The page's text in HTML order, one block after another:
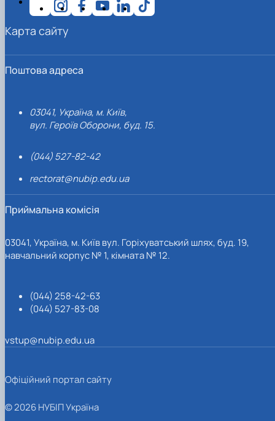
Поштова адреса
03041, Україна, м. Київ,
вул. Героїв Оборони, буд. 15.
(044) 527-82-42
rectorat@nubip.edu.ua
Приймальна комісія
03041, Україна, м. Київ вул. Горіхуватський шлях, буд. 19,
навчальний корпус № 1, кімната № 12.
(044) 258-42-63
(044) 527-83-08
vstup@nubip.edu.ua
Карта сайту
Офіційний портал сайту
© 2026 НУБІП Україна